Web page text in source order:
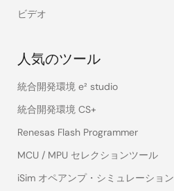
ビデオ
人気のツール
統合開発環境 e² studio
統合開発環境 CS+
Renesas Flash Programmer
MCU / MPU セレクションツール
iSim オペアンプ・シミュレーション